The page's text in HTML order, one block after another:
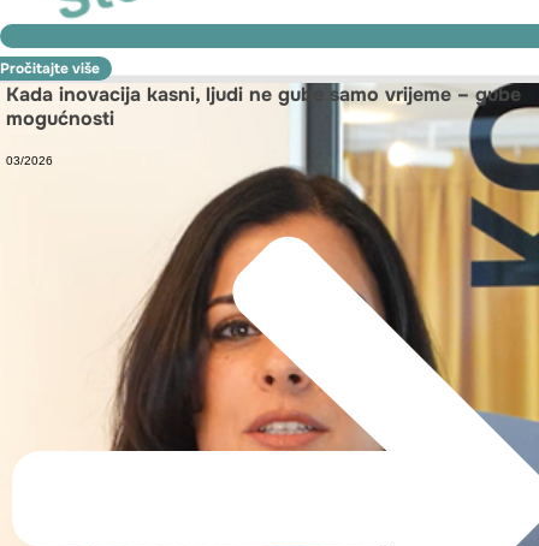
Pročitajte više
Kada inovacija kasni, ljudi ne gube samo vrijeme – gube
mogućnosti
03/2026